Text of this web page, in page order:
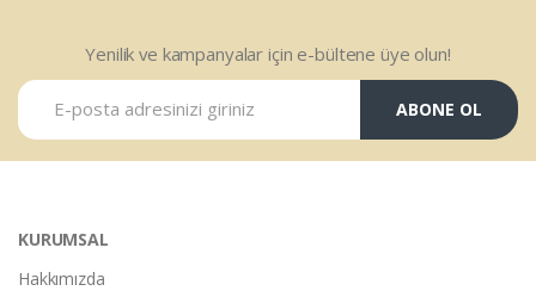
Yenilik ve kampanyalar için e-bültene üye olun!
ABONE OL
KURUMSAL
Hakkımızda